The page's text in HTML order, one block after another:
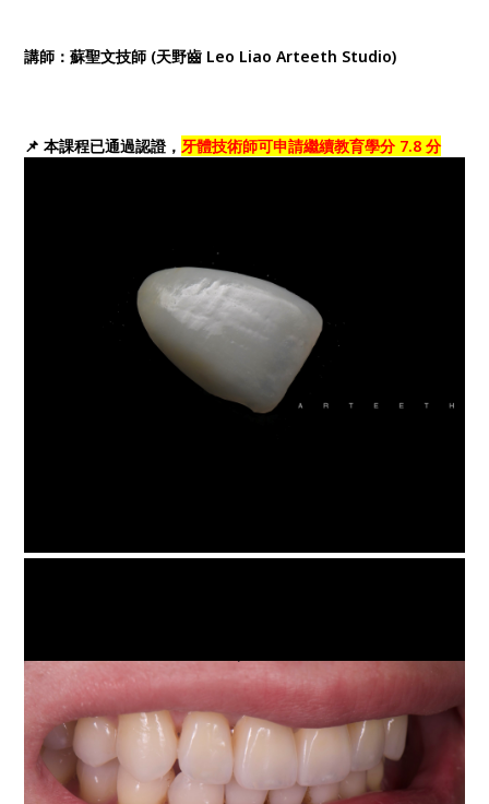
講師：蘇聖文技師 (天野齒 Leo Liao Arteeth Studio)
📌 本課程已通過認證， 牙體技術師可申請繼續教育學分 7.8 分